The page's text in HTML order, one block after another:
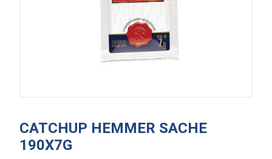
CATCHUP HEMMER SACHE
190X7G